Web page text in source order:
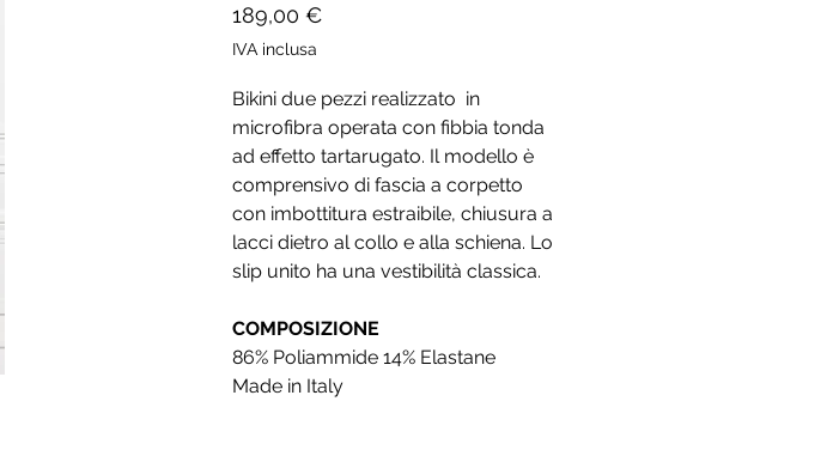
189,00 €Prezzo
IVA inclusa
Bikini due pezzi realizzato in
microfibra operata con fibbia tonda
ad effetto tartarugato. Il modello è
comprensivo di fascia a corpetto
con imbottitura estraibile, chiusura a
lacci dietro al collo e alla schiena. Lo
slip unito ha una vestibilità classica.
COMPOSIZIONE
86% Poliammide 14% Elastane
Made in Italy